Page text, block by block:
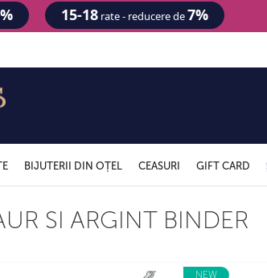
15-18rate - reducere de7%
BIJUTERII DIN OȚEL CEASURI GIFT CARD
SI ARGINT BINDER
NEW